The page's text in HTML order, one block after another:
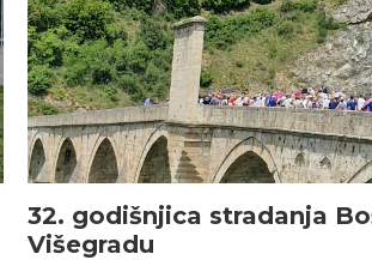
32. godišnjica stradanja
Višegradu